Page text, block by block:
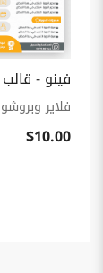
فينو -
فلاير
$10.00